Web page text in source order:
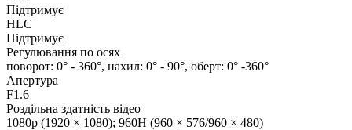
Підтримує
HLC
Підтримує
Регулювання по осях
поворот: 0° - 360°, нахил: 0° - 90°, оберт: 0° -360°
Апертура
F1.6
Роздільна здатність відео
1080p (1920 × 1080); 960H (960 × 576/960 × 480)